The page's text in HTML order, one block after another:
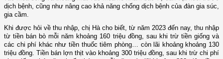
dịch bệnh, cũng như nâng cao khả năng chống dịch bệnh của đàn gia súc,
gia cầm.
Khi được hỏi về thu nhập, chị Hà cho biết, từ năm 2023 đến nay, thu nhập
từ tiền bán bò mỗi năm khoảng 160 triệu đồng, sau khi trừ tiền giống và
các chi phí khác như tiền thuốc tiêm phòng… còn lãi khoảng khoảng 130
triệu đồng. Tiền bán lợn thịt vào khoảng 300 triệu đồng, sau khi trừ chi phí